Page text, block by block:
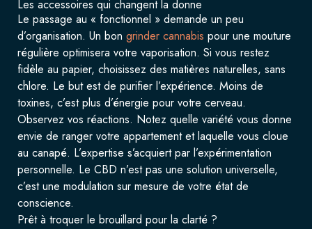
Les accessoires qui changent la donne
Le passage au « fonctionnel » demande un peu
d’organisation. Un bon grinder cannabis pour une mouture
régulière optimisera votre vaporisation. Si vous restez
fidèle au papier, choisissez des matières naturelles, sans
chlore. Le but est de purifier l’expérience. Moins de
toxines, c’est plus d’énergie pour votre cerveau.
Observez vos réactions. Notez quelle variété vous donne
envie de ranger votre appartement et laquelle vous cloue
au canapé. L’expertise s’acquiert par l’expérimentation
personnelle. Le CBD n’est pas une solution universelle,
c’est une modulation sur mesure de votre état de
conscience.
Prêt à troquer le brouillard pour la clarté ?